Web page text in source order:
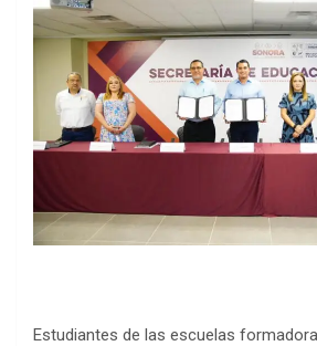
Estudiantes de las escuelas